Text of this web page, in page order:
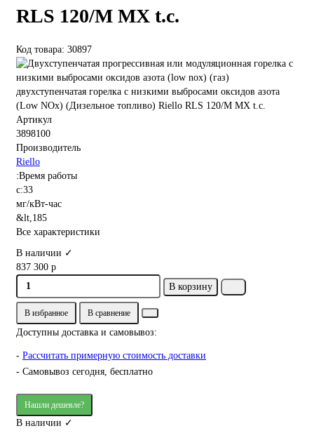
RLS 120/M MX t.c.
Код товара: 30897
Артикул
3898100
Производитель
Riello
:Время работы
с:33
мг/кВт-час
&lt,185
Все характеристики
В наличии ✓
837 300 р
В корзину
В избранное В сравнение
Доступны доставка и самовывоз:
- Рассчитать примерную стоимость доставки
- Самовывоз сегодня, бесплатно
Нашли дешевле?
В наличии ✓